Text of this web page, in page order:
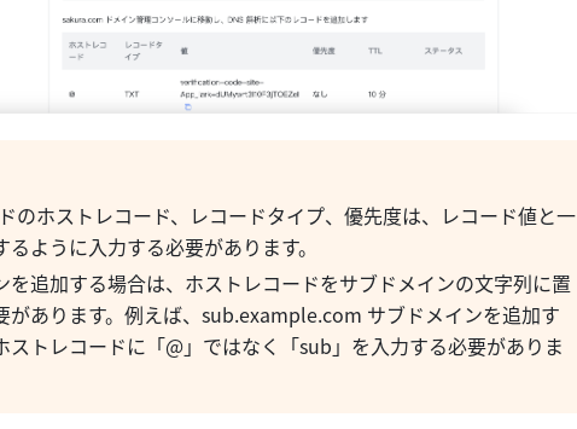
のホストレコード、レコードタイプ、優先度は、レコード値と一
るように入力する必要があります。
を追加する場合は、ホストレコードをサブドメインの文字列に置
があります。例えば、sub.example.com サブドメインを追加す
ストレコードに「@」ではなく「sub」を入力する必要がありま